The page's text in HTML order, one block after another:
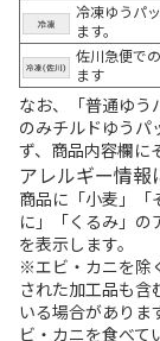
冷凍ゆうパ
ます。
佐川急便で
ます
なお、「普通ゆう
のみチルドゆうパ
ず、商品内容欄に
アレルギー情報
商品に「小麦」「
に」「くるみ」の
を表示します。
※エビ・カニを除
された加工品も含
いる場合がありま
ビ・カニを食べて